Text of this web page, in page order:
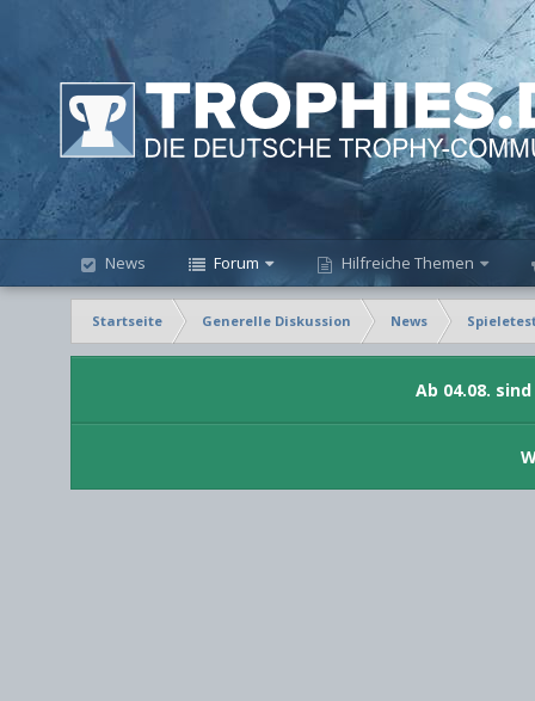
News Forum Hilfreiche Themen
Startseite Generelle Diskussion News
Ab 04.08.